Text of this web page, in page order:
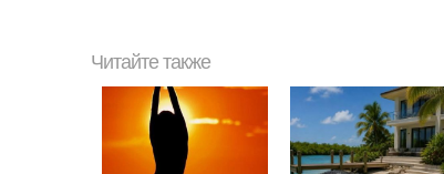
Читайте также